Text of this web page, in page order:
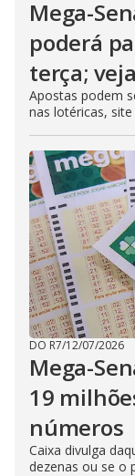
Mega-
poderá
terça;
Apostas podem
nas lotéricas,
DO R7/12/07/2026
Mega-
19
números
Caixa divulga
dezenas ou se o